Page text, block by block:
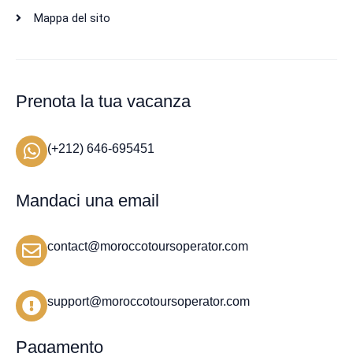
Mappa del sito
Prenota la tua vacanza
(+212) 646-695451
Mandaci una email
contact@moroccotoursoperator.com
support@moroccotoursoperator.com
Pagamento